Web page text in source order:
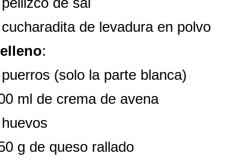
de levadura en polvo
:
(solo la parte blanca)
ml de crema de avena
g de queso rallado